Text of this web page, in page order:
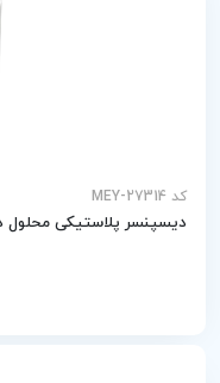
کد MEY-27314
دیسپنسر پلاستیکی